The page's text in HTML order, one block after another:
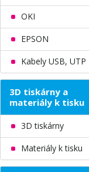
OKI
EPSON
Kabely USB, UTP
3D tiskárny a
materiály k tisku
3D tiskárny
Materiály k tisku